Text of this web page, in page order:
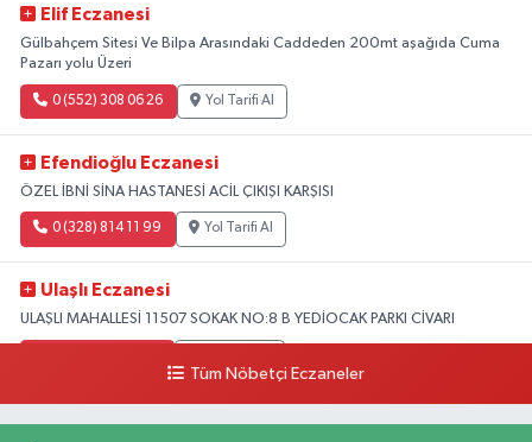
Elif Eczanesi
Gülbahçem Sitesi Ve Bilpa Arasındaki Caddeden 200mt aşağıda Cuma
Pazarı yolu Üzeri
0 (552) 308 06 26 Yol Tarifi Al
Efendioğlu Eczanesi
ÖZEL İBNİ SİNA HASTANESİ ACİL ÇIKIŞI KARŞISI
0 (328) 814 11 99 Yol Tarifi Al
Ulaşlı Eczanesi
ULAŞLI MAHALLESİ 11507 SOKAK NO:8 B YEDİOCAK PARKI CİVARI
Tüm Nöbetçi Eczaneler